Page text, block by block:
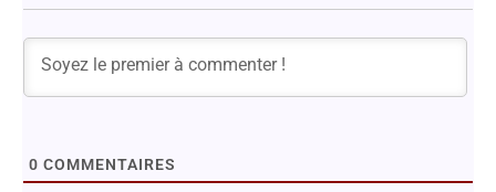
0 COMMENTAIRES